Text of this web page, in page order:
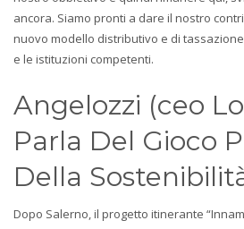
ancora. Siamo pronti a dare il nostro
nuovo modello distributivo e di
e le istituzioni competenti.
Angelozzi (ceo
Parla Del Gioco
Della
Dopo Salerno, il progetto itinerante